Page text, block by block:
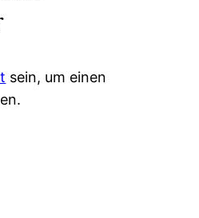
sein, um einen